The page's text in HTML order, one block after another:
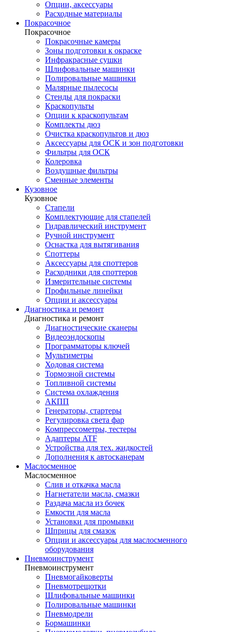
Опции, аксессуары
Расходные материалы
Покрасочное
Покрасочное
Покрасочные камеры
Зоны подготовки к окраске
Инфракрасные сушки
Шлифовальные машинки
Полировальные машинки
Малярные пылесосы
Стенды для покраски
Краскопульты
Опции к краскопультам
Комплекты дюз
Очистка краскопультов и дюз
Аксессуары для ОСК и зон подготовки
Фильтры для ОСК
Колеровка
Воздушные фильтры
Сменные элементы
Кузовное
Кузовное
Стапели
Комплектующие для стапелей
Гидравлический инструмент
Ручной инструмент
Оснастка для вытягивания
Споттеры
Аксессуары для споттеров
Расходники для споттеров
Измерительные системы
Профильные линейки
Опции и аксессуары
Диагностика и ремонт
Диагностика и ремонт
Диагностические сканеры
Видеоэндоскопы
Программаторы ключей
Мультиметры
Ходовая система
Тормозной системы
Топливной системы
Система охлаждения
АКПП
Генераторы, стартеры
Регулировка света фар
Компрессометры, тестеры
Адаптеры ATF
Устройства для тех. жидкостей
Дополнения к автосканерам
Маслосменное
Маслосменное
Слив и откачка масла
Нагнетатели масла, смазки
Раздача масла из бочек
Емкости для масла
Установки для промывки
Шприцы для смазок
Опции и аксессуары для маслосменного
оборудования
Пневмоинструмент
Пневмоинструмент
Пневмогайковерты
Пневмотрещотки
Шлифовальные машинки
Полировальные машинки
Пневмодрели
Бормашинки